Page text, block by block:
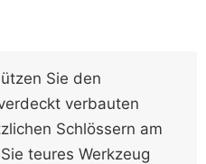
Sie den
verbauten
Schlössern am
teures Werkzeug